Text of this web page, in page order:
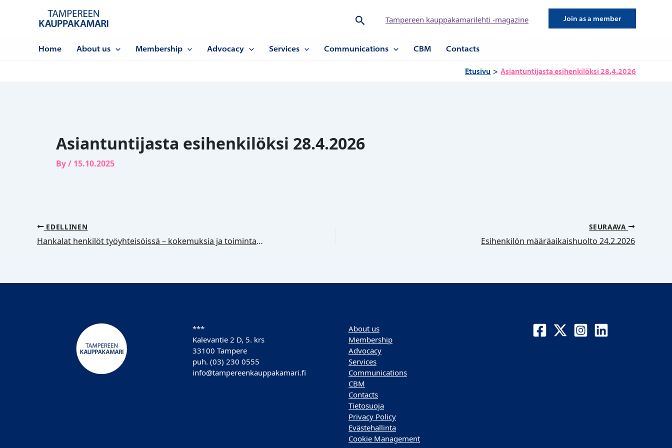
Hae Tampereen kauppakamarilehti -magazine Join as a member
Home About us Membership Advocacy Services Communications CBM Contacts
Etusivu Asiantuntijasta esihenkilöksi 28.4.2026
Asiantuntijasta esihenkilöksi 28.4.2026
By/ 15.10.2025
EDELLINEN
Hankalat henkilöt työyhteisöissä – kokemuksia ja toimintakeinoja 20.3.2026
SEURAAVA
Esihenkilön määräaikaishuolto 24.2.2026
***
Kalevantie 2 D, 5. krs
33100 Tampere
puh. (03) 230 0555
info@tampereenkauppakamari.fi
About us
Membership
Advocacy
Services
Communications
CBM
Contacts
Tietosuoja
Privacy Policy
Evästehallinta
Cookie Management